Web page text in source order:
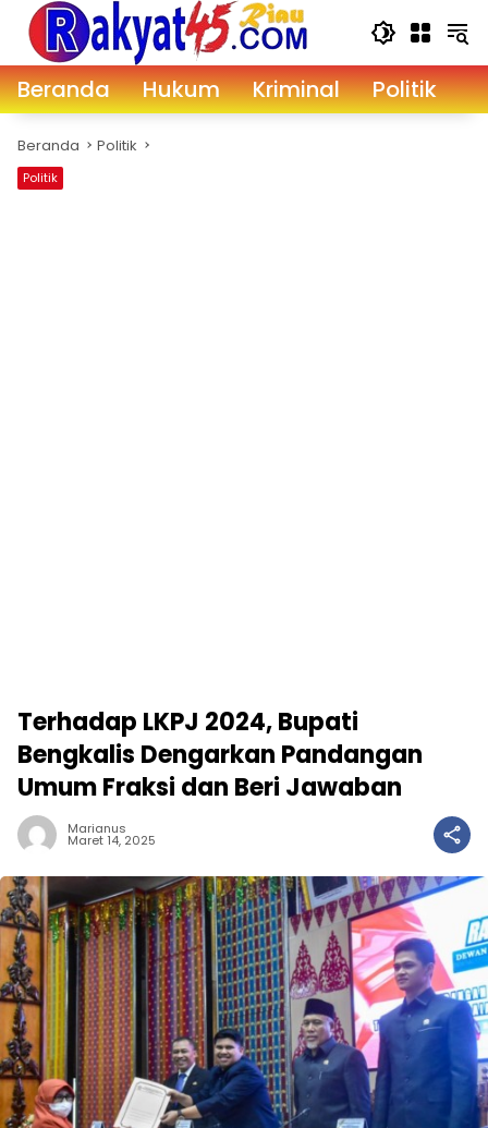
Langsung
konten
Beranda Hukum Kriminal Politik
Beranda Politik
Politik
Terhadap LKPJ 2024, Bupati
Bengkalis Dengarkan Pandangan
Umum Fraksi dan Beri Jawaban
Marianus
Maret 14, 2025